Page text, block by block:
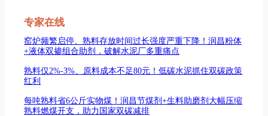
专家在线
窑炉频繁启停、熟料存放时间过长强度严重下降！润昌粉体
+液体双掺组合助剂，破解水泥厂多重痛点
熟料仅2%-3%、原料成本不足80元！低碳水泥抓住双碳政策
红利
每吨熟料省6公斤实物煤！润昌节煤剂+生料助磨剂大幅压缩
熟料燃煤开支，助力国家双碳减排